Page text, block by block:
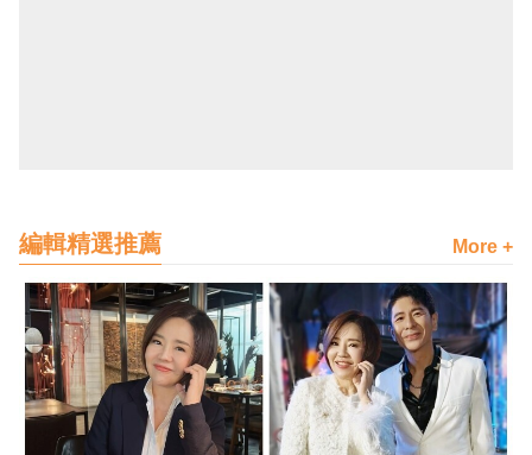
編輯精選推薦 More +